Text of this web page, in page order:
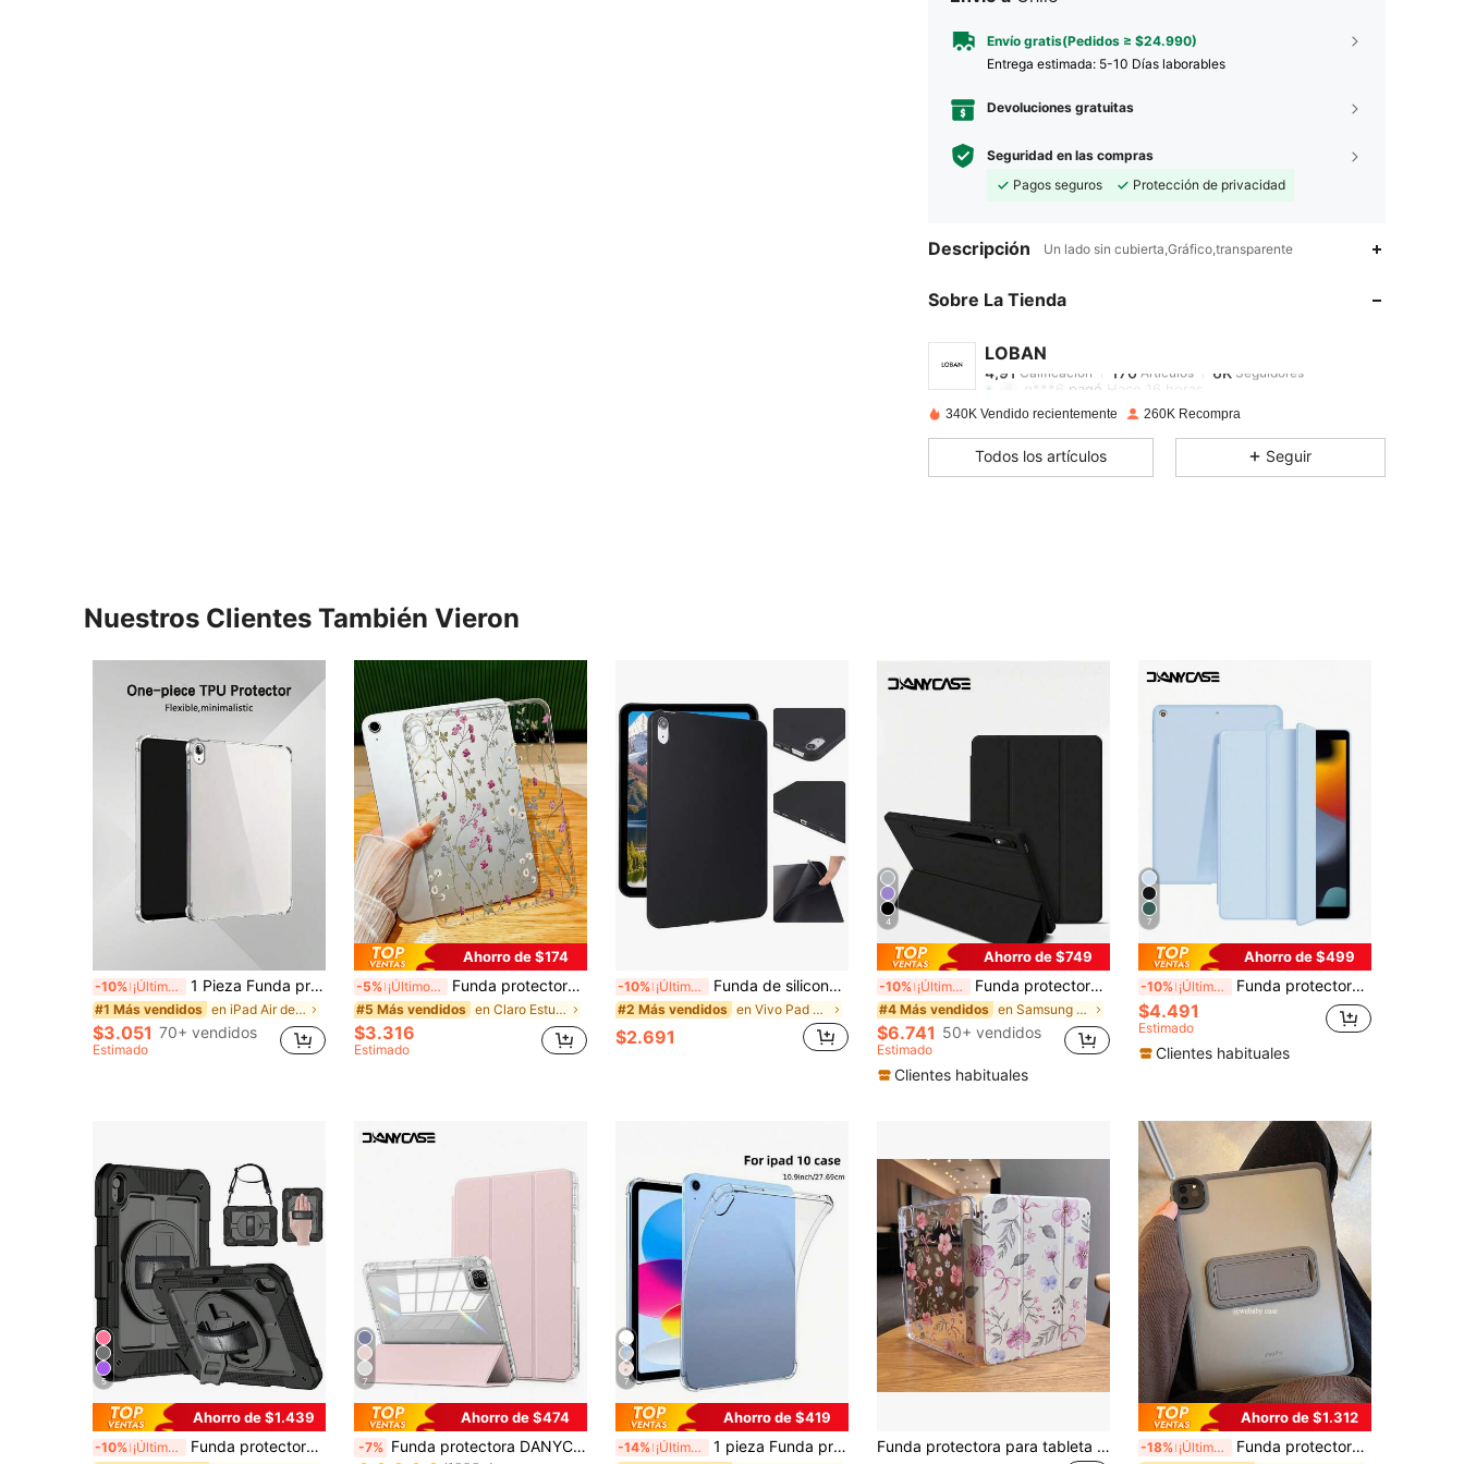
Envío gratis(Pedidos ≥ $24.990)
Entrega estimada: 5-10 Días laborables
Devoluciones gratuitas
Seguridad en las compras
Pagos seguros
Protección de privacidad
Descripción Un lado sin cubierta,Gráfico,transparente
Sobre La Tienda
LOBAN
4,91
4,91
g***6pagó Hace 16 horas
340K Vendido recientemente 260K Recompra
Todos los artículos Seguir
Nuestros Clientes También Vieron
-10% ¡Últimos 3 días 1 Pieza Funda protectora transparente con 4 esquinas de airbag anti-caídas compatible con iPad 2/3/4/5, iPad 10 2019/2020, iPad Pro, iPad Air 13 2024, iPad Pro 12.9 pulgadas 2021 2024 / Compatible con tabletas de la serie / Compatible con tabletas de la serie
#1 Más vendidos en iPad Air de 10,5 pulgadas (2019) Estuches básic
$3.051 70+ vendidos
Estimado
Ahorro de $174
-5% ¡Últimos 3 días Funda protectora para tableta con patrón floral pintado de moda, 1 pieza, protección de borde suave de TPU, anti-caídas y arañazos, compatible con Ipad Mini 4/Mini 5/Mini 6/Mini 7/Air 1/Air 2/9.7/10.2/10.5/10.9/Pro 11/10th Gen/Air 11" (M2)-2024/Pro 11" (M4)-2024/ Air 11" (M3) 2025/ (A16) 11" 11th Gen 2025, estilo minimalista/casual/negocios/clásico, lápiz óptico no incluido
#5 Más vendidos en Claro Estuches básicos para almohadillas
$3.316
Estimado
-10% ¡Últimos 3 días Funda de silicona ultrasuave de unicolor para tableta, a prueba de golpes, antiarañazos y antideslizante, con protección integral contra caídas, disipación de calor en panal y forro interior transpirable y de enfriamiento para modelos de iPad 10 9 8 7 Pro 13 11 12.9 Air 4 5 Mini 6 7, Sumsang Tab S11 Ultra S10 S9 S8 S7 S6 A9 Plus A8 A7, Hua Wei X Iaomi y TecnoTablet
#2 Más vendidos en Vivo Pad 3 Pro 2024 (13 pulgadas) Estuches bási
$2.691
4
Ahorro de $749
-10% ¡Últimos 3 días Funda protectora para tableta DANYCASE, compatible con Apple y Galaxy Tab S7 S8 S9 de 11 pulgadas, S6 Lite de 10.4 pulgadas, S7 FE S8+ S9+ S9FE+ de 12.4 pulgadas, hecha de material TPU suave
#4 Más vendidos en Samsung Galaxy Tab S10 FE 2025 Estuches básicos
$6.741 50+ vendidos
Estimado
Clientes habituales
7
Ahorro de $499
-10% ¡Últimos 3 días Funda protectora de tableta de color azul sólido básico DANYCASE compatible con iPad A16 Air 11 13 M3 2025, Mini7 A17, Pro 11 13 M2 2024, Pro 11 13 M4 2024, 7ma 8va 9na 10.2 pulgadas, 10ma 10.9 pulgadas, Air 4 Air 5, Pro 11 pulgadas 2da 3ra 4ta, Pro 12.9 pulgadas 4ta 5ta 6ta, regalo de cumpleaños para mamá
$4.491
Estimado
Clientes habituales
5
Ahorro de $1.439
-10% ¡Últimos 3 días Funda protectora con soporte giratorio de 360° apta para tabletas de 11.ª generación A16/10.ª generación de 11 pulgadas, 10.9 pulgadas, 9.ª/8.ª/7.ª generación de 10.2 pulgadas, 6.ª/5.ª generación/Air2/Pro 2016 de 9.7 pulgadas y Galaxy Tab A11+/A11 Plus/A9+/A9 Plus de 11 pulgadas, con cordón
7
Ahorro de $474
-7% Funda protectora DANYCASE, compatible con iPad A16 2025, Air 11/13, M3 2025, Mini 7 A17, Pro 2024, Air 11/13, M2 2024, Pro 11/13, M4 2024, Pro 12.9, 7/8/9ª gen, 10.2, 10ª gen, 10.9, Air 4/5, 10.9, Pro 11, 4/5/6ª gen, Mini 6
#1 Más vendidos
en Patrón simple Estuches para almohadillas
(1000+)
7
Ahorro de $419
-14% ¡Últimos 3 días 1 pieza Funda protectora totalmente transparente con protección anticaída en las cuatro esquinas para tableta, compatible con iPad Mini1/2/3/4/5/6/7/Air/Air2/9.7/10.2/10.5/10.9 (Air4-Air8)/Pro 11/10th Gen/A16/Pro 11 2024/12.9/Pro 13 2024 modelos Apple, carcasa blanda con protección de airbag elevada, cubierta trasera personalizable DIY Funda protectora para tableta Redmi Pad 2, suspensión/activación inteligente, cierre magnético, ranura para lápiz, parte trasera de acrílico de alta transparencia, soporte tríptico, protección completa, funda protectora MatePad, compatible con Matepad SE 11", funda protectora, compatible con funda protectora iPad 10ª generación, funda protectora A16, compatible con funda protectora tableta iPad 11ª generación, compatible con funda protectora iPad 9ª generación 10.2" y Air 11ª generación
Ahorro de $1.312
-18% ¡Últimos 3 días Funda protectora para iPad Pro 11 2020/2021/2022/2023/2024 - iPad Air 11 2025/2024 Air 4/5/6 iPad 10th/11th Tablet (Multicolor)